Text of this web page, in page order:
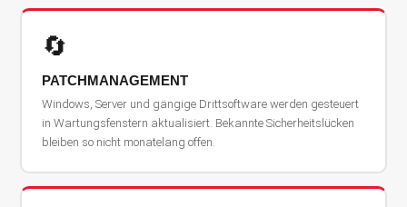
🔄
PATCHMANAGEMENT
Windows, Server und gängige Drittsoftware werden gesteuert
in Wartungsfenstern aktualisiert. Bekannte Sicherheitslücken
bleiben so nicht monatelang offen.